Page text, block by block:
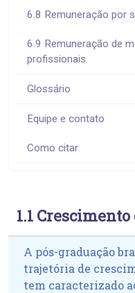
6.8 Remuneração por
6.9 Remuneração de
profissionais
Glossário
Equipe e contato
Como citar
1.1
A pós-graduação
trajetória de
tem caracterizado